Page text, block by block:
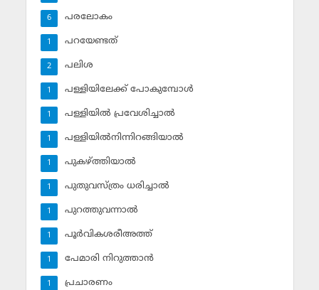
പരലോകം
6
പറയേണ്ടത്
1
പലിശ
2
പള്ളിയിലേക്ക് പോകുമ്പോള്‍
1
പള്ളിയില്‍ പ്രവേശിച്ചാല്‍
1
പള്ളിയില്‍നിന്നിറങ്ങിയാല്‍
1
പുകഴ്ത്തിയാല്‍
1
പുതുവസ്ത്രം ധരിച്ചാല്‍
1
പുറത്തുവന്നാല്‍
1
പൂര്‍വികശരീഅത്ത്
1
പേമാരി നിറുത്താന്‍
1
പ്രചാരണം
1